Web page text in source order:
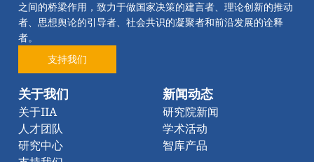
之间的桥梁作用，致力于做国家决策的建言者、理论创新的推动
者、思想舆论的引导者、社会共识的凝聚者和前沿发展的诠释
者。
支持我们
关于我们
关于IIA
人才团队
研究中心
新闻动态
研究院新闻
学术活动
智库产品